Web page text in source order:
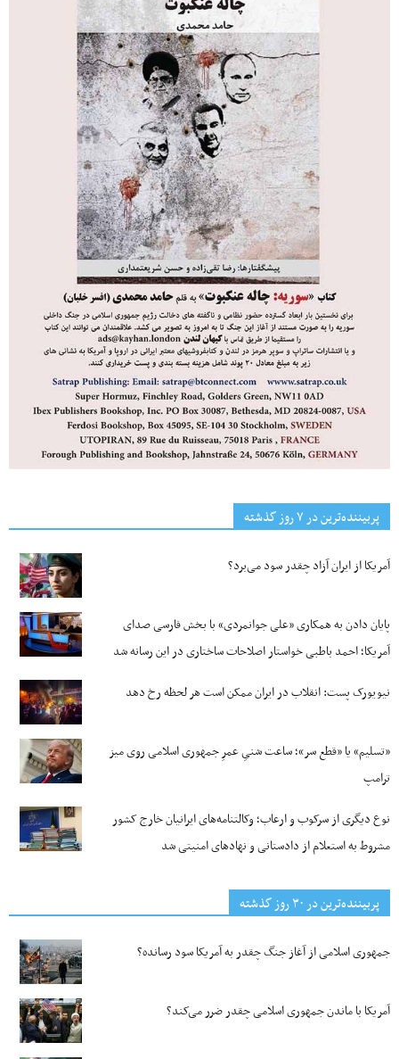
پربیننده‌ترین‌ در ۷ روز گذشته
آمریکا از ایران آزاد چقدر سود می‌برد؟
پایان دادن به همکاری «علی جوانمردی» با بخش فارسی صدای
آمریکا؛ احمد باطبی خواستار اصلاحات ساختاری در این رسانه شد
نیویورک پست: انقلاب در ایران ممکن است هر لحظه رخ دهد
«تسلیم» یا «قطع سر»؛ ساعت شنیِ عمرِ جمهوری اسلامی روی میز
ترامپ
نوع دیگری از سرکوب و ارعاب؛ وکالتنامه‌های ایرانیان خارج کشور
مشروط به استعلام از دادستانی و نهادهای امنیتی شد
پربیننده‌ترین‌ در ۳۰ روز گذشته
جمهوری اسلامی از آغاز جنگ چقدر به آمریکا سود رسانده؟
آمریکا با ماندن جمهوری اسلامی چقدر ضرر می‌کند؟